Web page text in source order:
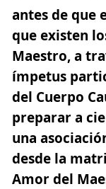
antes de que
que existen
Maestro, a
ímpetus
del Cuerpo
preparar a
una
desde la
Amor del